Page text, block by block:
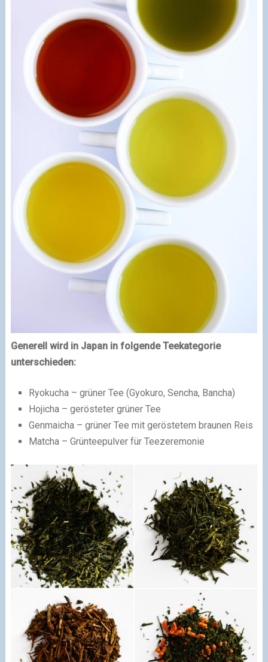
Generell wird in Japan in folgende Teekategorie
unterschieden:
Ryokucha – grüner Tee (Gyokuro, Sencha, Bancha)
Hojicha – gerösteter grüner Tee
Genmaicha – grüner Tee mit geröstetem braunen Reis
Matcha – Grünteepulver für Teezeremonie